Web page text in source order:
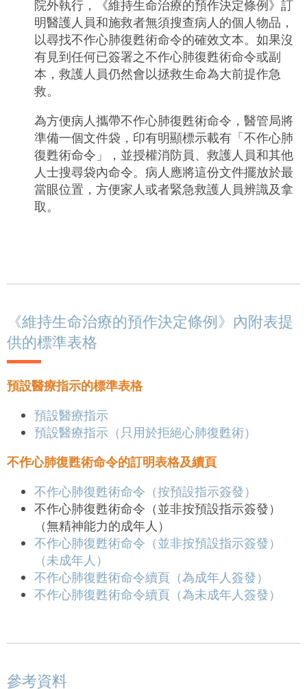
院外執行，《維持生命治療的預作決定條例》訂
明醫護人員和施救者無須搜查病人的個人物品，
以尋找不作心肺復甦術命令的確效文本。如果沒
有見到任何已簽署之不作心肺復甦術命令或副
本，救護人員仍然會以拯救生命為大前提作急
救。
為方便病人攜帶不作心肺復甦術命令，醫管局將
準備一個文件袋，印有明顯標示載有「不作心肺
復甦術命令」，並授權消防員、救護人員和其他
人士搜尋袋內命令。病人應將這份文件擺放於最
當眼位置，方便家人或者緊急救護人員辨識及拿
取。
《維持生命治療的預作決定條例》內附表提
供的標準表格
預設醫療指示的標準表格
預設醫療指示
預設醫療指示（只用於拒絕心肺復甦術）
不作心肺復甦術命令的訂明表格及續頁
不作心肺復甦術命令（按預設指示簽發）
不作心肺復甦術命令（並非按預設指示簽發）
（無精神能力的成年人）
不作心肺復甦術命令（並非按預設指示簽發）
（未成年人）
不作心肺復甦術命令續頁（為成年人簽發）
不作心肺復甦術命令續頁（為未成年人簽發）
參考資料